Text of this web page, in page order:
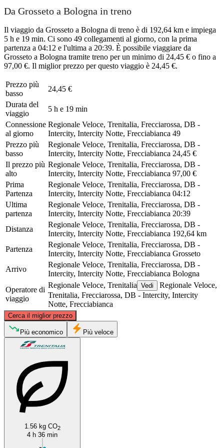
Da Grosseto a Bologna in treno
Il viaggio da Grosseto a Bologna di treno è di 192,64 km e impiega
5 h e 19 min. Ci sono 49 collegamenti al giorno, con la prima
partenza a 04:12 e l'ultima a 20:39. È possibile viaggiare da
Grosseto a Bologna tramite treno per un minimo di 24,45 € o fino a
97,00 €. Il miglior prezzo per questo viaggio è 24,45 €.
Prezzo più
basso
24,45 €
Durata del
viaggio
5 h e 19 min
Connessione
al giorno
Regionale Veloce, Trenitalia, Frecciarossa, DB -
Intercity, Intercity Notte, Frecciabianca 49
Prezzo più
basso
Regionale Veloce, Trenitalia, Frecciarossa, DB -
Intercity, Intercity Notte, Frecciabianca 24,45 €
Il prezzo più
alto
Regionale Veloce, Trenitalia, Frecciarossa, DB -
Intercity, Intercity Notte, Frecciabianca 97,00 €
Prima
Partenza
Regionale Veloce, Trenitalia, Frecciarossa, DB -
Intercity, Intercity Notte, Frecciabianca 04:12
Ultima
partenza
Regionale Veloce, Trenitalia, Frecciarossa, DB -
Intercity, Intercity Notte, Frecciabianca 20:39
Distanza
Regionale Veloce, Trenitalia, Frecciarossa, DB -
Intercity, Intercity Notte, Frecciabianca 192,64 km
Partenza
Regionale Veloce, Trenitalia, Frecciarossa, DB -
Intercity, Intercity Notte, Frecciabianca Grosseto
Arrivo
Regionale Veloce, Trenitalia, Frecciarossa, DB -
Intercity, Intercity Notte, Frecciabianca Bologna
Operatore di
viaggio
Regionale Veloce, Trenitalia Vedi
Regionale Veloce,
Trenitalia, Frecciarossa, DB - Intercity, Intercity
Notte, Frecciabianca
Cerca il miglior prezzo
Più economico Più veloce
1.56 kg CO2
4 h 36 min